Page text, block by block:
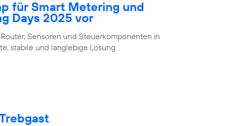
für Smart Metering und
Days 2025 vor
Sensoren und Steuerkomponenten in
stabile und langlebige Lösung